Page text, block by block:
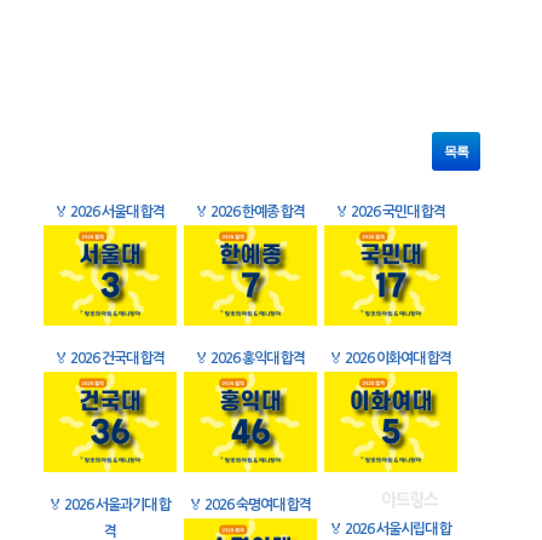
목록
🏅 2026 서울대 합격 🏅 2026 한예종 합격 🏅 2026 국민대 합격
🏅 2026 건국대 합격 🏅 2026 홍익대 합격 🏅 2026 이화여대 합격
🏅 2026 서울과기대 합
격
🏅 2026 숙명여대 합격
🏅 2026 서울시립대 합